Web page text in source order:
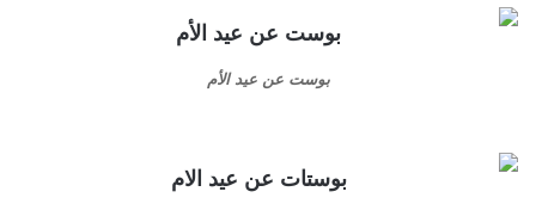
بوست عن عيد الأم